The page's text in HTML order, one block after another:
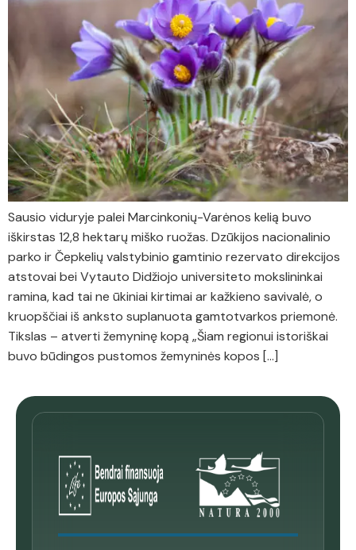
Sausio viduryje palei Marcinkonių-Varėnos kelią buvo
iškirstas 12,8 hektarų miško ruožas. Dzūkijos nacionalinio
parko ir Čepkelių valstybinio gamtinio rezervato direkcijos
atstovai bei Vytauto Didžiojo universiteto mokslininkai
ramina, kad tai ne ūkiniai kirtimai ar kažkieno savivalė, o
kruopščiai iš anksto suplanuota gamtotvarkos priemonė.
Tikslas – atverti žemyninę kopą „Šiam regionui istoriškai
buvo būdingos pustomos žemyninės kopos […]